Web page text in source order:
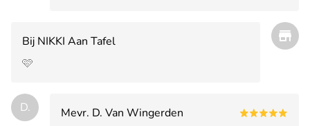
Bij NIKKI Aan Tafel
🩷
D. Mevr. D. Van Wingerden